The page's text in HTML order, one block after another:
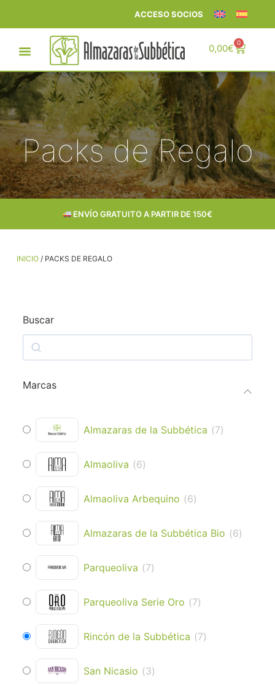
ACCESO SOCIOS
0,00€ 0
Packs de Regalo
ENTREGA EN 24–72 h
INICIO/ PACKS DE REGALO
Buscar
Marcas
Almazaras de la Subbética (7)
Almaoliva (6)
Almaoliva Arbequino (6)
Almazaras de la Subbética Bio (6)
Parqueoliva (7)
Parqueoliva Serie Oro (7)
Rincón de la Subbética (7)
San Nicasio (3)